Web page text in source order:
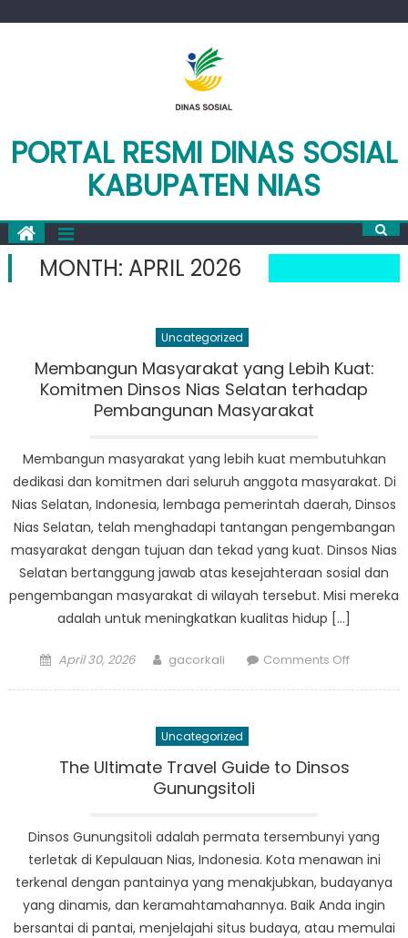
PORTAL RESMI DINAS SOSIAL
KABUPATEN NIAS
MONTH: APRIL 2026
Uncategorized
Membangun Masyarakat yang Lebih Kuat:
Komitmen Dinsos Nias Selatan terhadap
Pembangunan Masyarakat
Membangun masyarakat yang lebih kuat membutuhkan
dedikasi dan komitmen dari seluruh anggota masyarakat. Di
Nias Selatan, Indonesia, lembaga pemerintah daerah, Dinsos
Nias Selatan, telah menghadapi tantangan pengembangan
masyarakat dengan tujuan dan tekad yang kuat. Dinsos Nias
Selatan bertanggung jawab atas kesejahteraan sosial dan
pengembangan masyarakat di wilayah tersebut. Misi mereka
adalah untuk meningkatkan kualitas hidup […]
Posted
April 30, 2026 Author
gacorkali Comments Offon
Selatan
terhadap
Uncategorized
The Ultimate Travel Guide to Dinsos
Gunungsitoli
Dinsos Gunungsitoli adalah permata tersembunyi yang
terletak di Kepulauan Nias, Indonesia. Kota menawan ini
terkenal dengan pantainya yang menakjubkan, budayanya
yang dinamis, dan keramahtamahannya. Baik Anda ingin
bersantai di pantai, menjelajahi situs budaya, atau memulai